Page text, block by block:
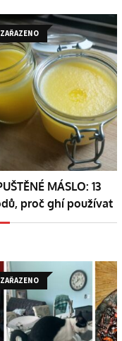
MÁSLO: 13
proč ghí používat